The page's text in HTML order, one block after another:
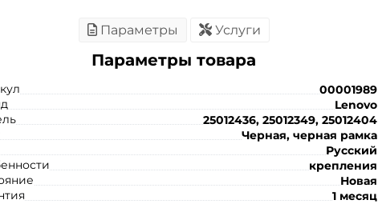
Параметры Услуги
Параметры товара
00001989
Lenovo
25012436, 25012349, 25012404
Черная, черная рамка
Русский
крепления
Новая
1 месяц